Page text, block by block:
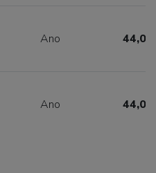
Ano 44,00
Ano 44,00